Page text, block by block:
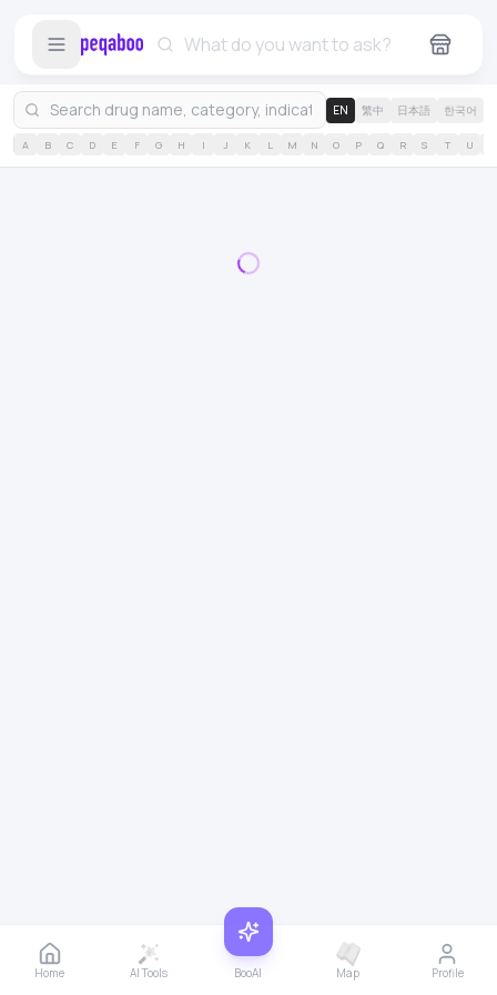
EN 繁中 日本語 한국어
A B C D E F G H I J K L M N O P Q R S T U
Home AI Tools BooAI Map Profile